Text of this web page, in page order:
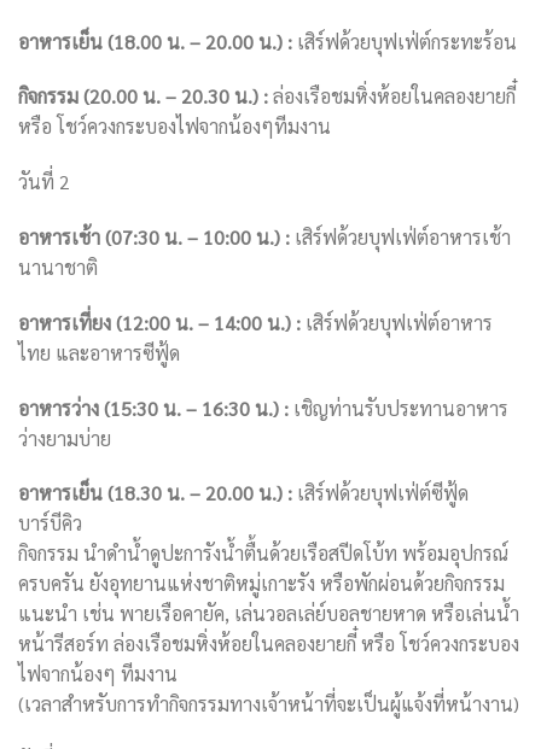
อาหารเย็น (18.00 น. – 20.00 น.) : เสิร์ฟด้วยบุฟเฟ่ต์กระทะร้อน
กิจกรรม (20.00 น. – 20.30 น.) :ล่องเรือชมหิ่งห้อยในคลองยายกี๋
หรือ โชว์ควงกระบองไฟจากน้องๆทีมงาน
วันที่ 2
อาหารเช้า (07:30 น. – 10:00 น.) : เสิร์ฟด้วยบุฟเฟ่ต์อาหารเช้า
นานาชาติ
อาหารเที่ยง (12:00 น. – 14:00 น.) : เสิร์ฟด้วยบุฟเฟ่ต์อาหาร
ไทย และอาหารซีฟู้ด
อาหารว่าง (15:30 น. – 16:30 น.) : เชิญท่านรับประทานอาหาร
ว่างยามบ่าย
อาหารเย็น (18.30 น. – 20.00 น.) : เสิร์ฟด้วยบุฟเฟ่ต์ซีฟู้ด
บาร์บีคิว
กิจกรรม นำดำน้ำดูปะการังน้ำตื้นด้วยเรือสปีดโบ้ท พร้อมอุปกรณ์
ครบครัน ยังอุทยานแห่งชาติหมู่เกาะรัง หรือพักผ่อนด้วยกิจกรรม
แนะนำ เช่น พายเรือคายัค, เล่นวอลเล่ย์บอลชายหาด หรือเล่นน้ำ
หน้ารีสอร์ท ล่องเรือชมหิ่งห้อยในคลองยายกี๋ หรือ โชว์ควงกระบอง
ไฟจากน้องๆ ทีมงาน
(เวลาสำหรับการทำกิจกรรมทางเจ้าหน้าที่จะเป็นผู้แจ้งที่หน้างาน)